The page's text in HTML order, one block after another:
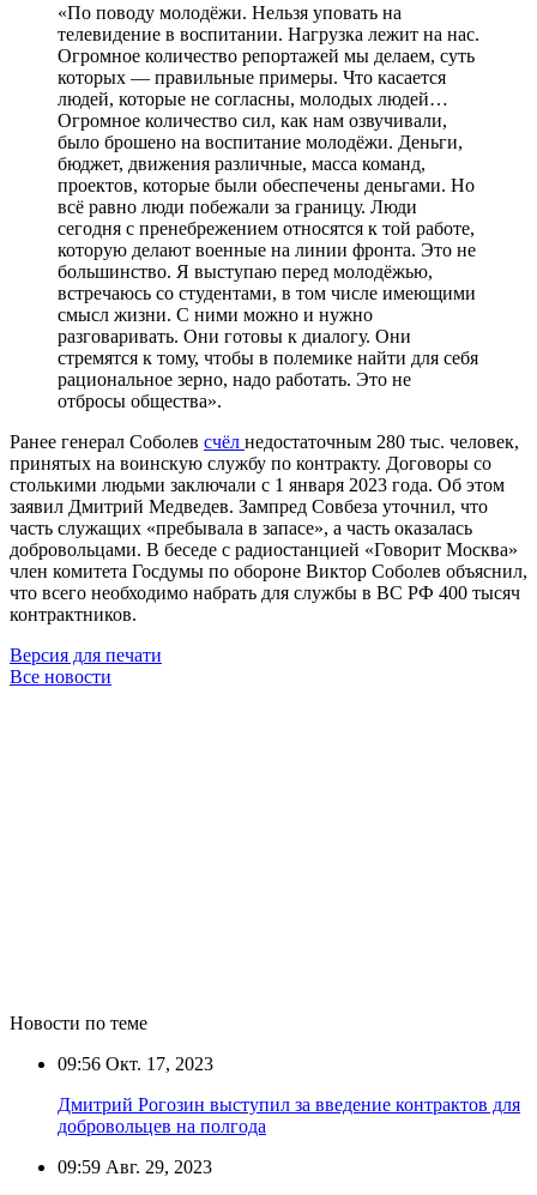
«По поводу молодёжи. Нельзя уповать на
телевидение в воспитании. Нагрузка лежит на нас.
Огромное количество репортажей мы делаем, суть
которых — правильные примеры. Что касается
людей, которые не согласны, молодых людей…
Огромное количество сил, как нам озвучивали,
было брошено на воспитание молодёжи. Деньги,
бюджет, движения различные, масса команд,
проектов, которые были обеспечены деньгами. Но
всё равно люди побежали за границу. Люди
сегодня с пренебрежением относятся к той работе,
которую делают военные на линии фронта. Это не
большинство. Я выступаю перед молодёжью,
встречаюсь со студентами, в том числе имеющими
смысл жизни. С ними можно и нужно
разговаривать. Они готовы к диалогу. Они
стремятся к тому, чтобы в полемике найти для себя
рациональное зерно, надо работать. Это не
отбросы общества».
Ранее генерал Соболев счёл недостаточным 280 тыс. человек,
принятых на воинскую службу по контракту. Договоры со
столькими людьми заключали с 1 января 2023 года. Об этом
заявил Дмитрий Медведев. Зампред Совбеза уточнил, что
часть служащих «пребывала в запасе», а часть оказалась
добровольцами. В беседе с радиостанцией «Говорит Москва»
член комитета Госдумы по обороне Виктор Соболев объяснил,
что всего необходимо набрать для службы в ВС РФ 400 тысяч
контрактников.
Версия для печати
Все новости
Новости по теме
09:56 Окт. 17, 2023
Дмитрий Рогозин выступил за введение контрактов для
добровольцев на полгода
09:59 Авг. 29, 2023